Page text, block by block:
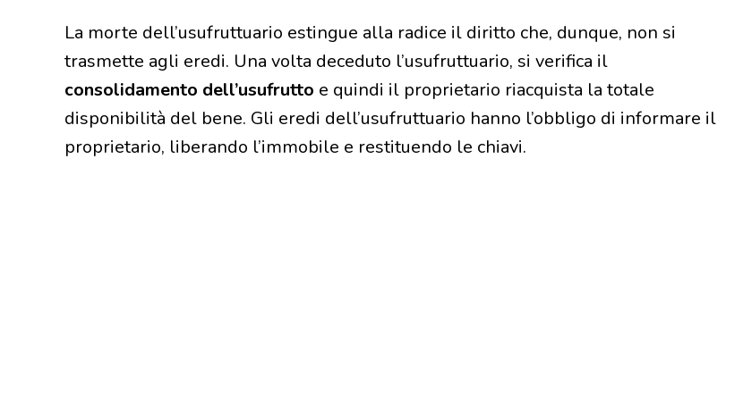
La morte dell’usufruttuario estingue alla radice il diritto che, dunque, non si
trasmette agli eredi. Una volta deceduto l’usufruttuario, si verifica il
consolidamento dell’usufrutto e quindi il proprietario riacquista la totale
disponibilità del bene. Gli eredi dell’usufruttuario hanno l’obbligo di informare il
proprietario, liberando l’immobile e restituendo le chiavi.